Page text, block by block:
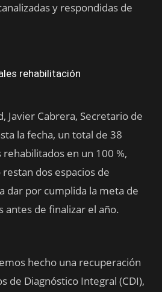
y respondidas de
rehabilitación
Javier Cabrera, Secretario de
la fecha, un total de 38
en un 100 %,
dos espacios de
dar por cumplida la meta de
antes de finalizar el año.
hecho una recuperación
de Diagnóstico Integral (CDI),